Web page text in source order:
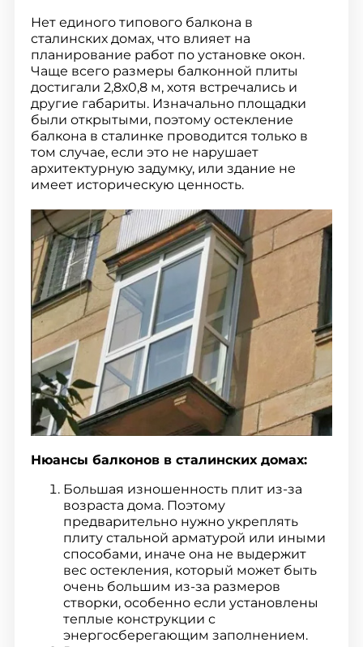
Нет единого типового балкона в
сталинских домах, что влияет на
планирование работ по установке окон.
Чаще всего размеры балконной плиты
достигали 2,8х0,8 м, хотя встречались и
другие габариты. Изначально площадки
были открытыми, поэтому остекление
балкона в сталинке проводится только в
том случае, если это не нарушает
архитектурную задумку, или здание не
имеет историческую ценность.
Нюансы балконов в сталинских домах:
Большая изношенность плит из-за
возраста дома. Поэтому
предварительно нужно укреплять
плиту стальной арматурой или иными
способами, иначе она не выдержит
вес остекления, который может быть
очень большим из-за размеров
створки, особенно если установлены
теплые конструкции с
энергосберегающим заполнением.